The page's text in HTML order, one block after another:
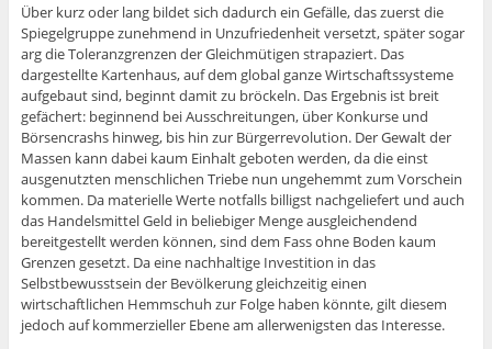
Über kurz oder lang bildet sich dadurch ein Gefälle, das zuerst die
Spiegelgruppe zunehmend in Unzufriedenheit versetzt, später sogar
arg die Toleranzgrenzen der Gleichmütigen strapaziert. Das
dargestellte Kartenhaus, auf dem global ganze Wirtschaftssysteme
aufgebaut sind, beginnt damit zu bröckeln. Das Ergebnis ist breit
gefächert: beginnend bei Ausschreitungen, über Konkurse und
Börsencrashs hinweg, bis hin zur Bürgerrevolution. Der Gewalt der
Massen kann dabei kaum Einhalt geboten werden, da die einst
ausgenutzten menschlichen Triebe nun ungehemmt zum Vorschein
kommen. Da materielle Werte notfalls billigst nachgeliefert und auch
das Handelsmittel Geld in beliebiger Menge ausgleichendend
bereitgestellt werden können, sind dem Fass ohne Boden kaum
Grenzen gesetzt. Da eine nachhaltige Investition in das
Selbstbewusstsein der Bevölkerung gleichzeitig einen
wirtschaftlichen Hemmschuh zur Folge haben könnte, gilt diesem
jedoch auf kommerzieller Ebene am allerwenigsten das Interesse.